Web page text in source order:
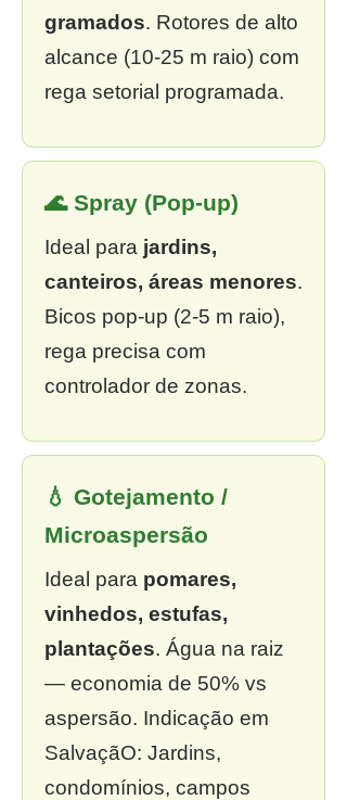
gramados. Rotores de alto
alcance (10-25 m raio) com
rega setorial programada.
🌊 Spray (Pop-up)
Ideal para jardins,
canteiros, áreas menores.
Bicos pop-up (2-5 m raio),
rega precisa com
controlador de zonas.
💧 Gotejamento /
Microaspersão
Ideal para pomares,
vinhedos, estufas,
plantações. Água na raiz
— economia de 50% vs
aspersão. Indicação em
SalvaçãO: Jardins,
condomínios, campos